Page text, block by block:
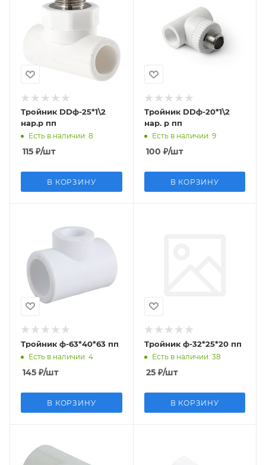
Тройник DDф-25*1\2
нар.р пп
Есть в наличии: 8
115 ₽/шт
В КОРЗИНУ
Тройник DDф-20*1\2
нар. р пп
Есть в наличии: 9
100 ₽/шт
В КОРЗИНУ
Тройник ф-63*40*63 пп
Есть в наличии: 4
145 ₽/шт
В КОРЗИНУ
Тройник ф-32*25*20 пп
Есть в наличии: 38
25₽/шт
В КОРЗИНУ